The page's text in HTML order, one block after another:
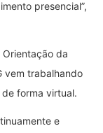
presencial”,
da
vem trabalhando
forma virtual.
e